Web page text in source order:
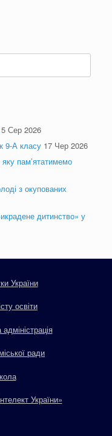
5 Сер 2026
9-А класу 17 Чер 2026
пам’ятатимемо
з окупованих
дитинство» у
України
освіти
ради
України»